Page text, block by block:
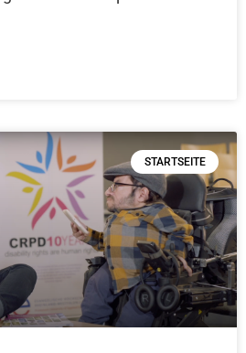
STARTSEITE